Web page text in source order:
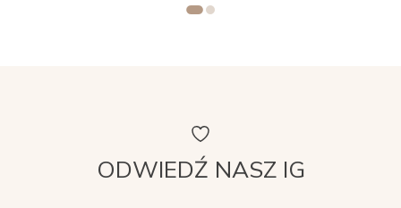
ODWIEDŹ NASZ IG